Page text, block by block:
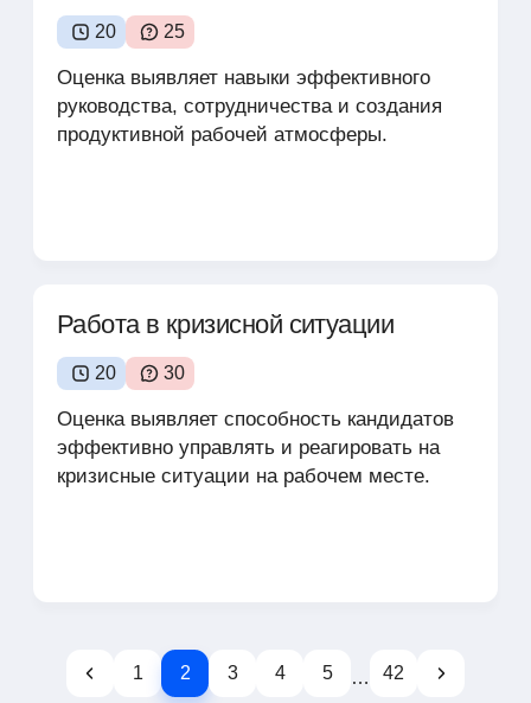
20 25
Оценка выявляет навыки эффективного
руководства, сотрудничества и создания
продуктивной рабочей атмосферы.
Работа в кризисной ситуации
20 30
Оценка выявляет способность кандидатов
эффективно управлять и реагировать на
кризисные ситуации на рабочем месте.
1 2 3 4 5 … 42